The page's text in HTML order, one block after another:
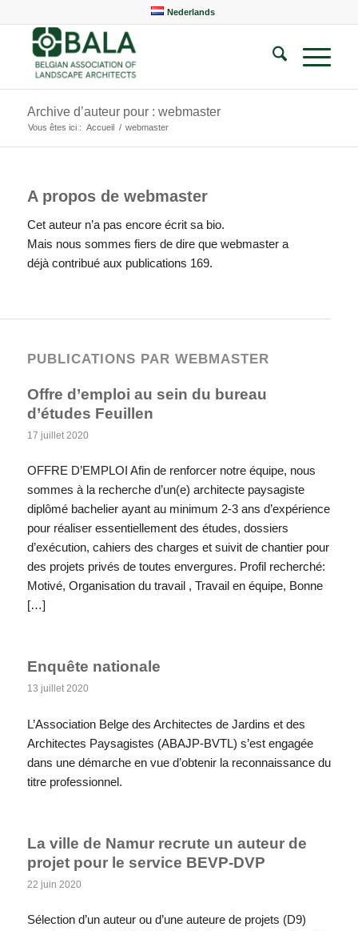
Nederlands
Archive d’auteur pour : webmaster
Vous êtes ici : Accueil / webmaster
A propos de webmaster
Cet auteur n’a pas encore écrit sa bio.
Mais nous sommes fiers de dire que webmastera
déjà contribué aux publications 169.
PUBLICATIONS PAR WEBMASTER
Offre d’emploi au sein du bureau
d’études Feuillen
17 juillet 2020
OFFRE D’EMPLOI Afin de renforcer notre équipe, nous
sommes à la recherche d’un(e) architecte paysagiste
diplômé bachelier ayant au minimum 2-3 ans d’expérience
pour réaliser essentiellement des études, dossiers
d’exécution, cahiers des charges et suivit de chantier pour
des projets privés de toutes envergures. Profil recherché:
Motivé, Organisation du travail , Travail en équipe, Bonne
[…]
Enquête nationale
13 juillet 2020
L’Association Belge des Architectes de Jardins et des
Architectes Paysagistes (ABAJP-BVTL) s’est engagée
dans une démarche en vue d’obtenir la reconnaissance du
titre professionnel.
La ville de Namur recrute un auteur de
projet pour le service BEVP-DVP
22 juin 2020
Sélection d’un auteur ou d’une auteure de projets (D9)